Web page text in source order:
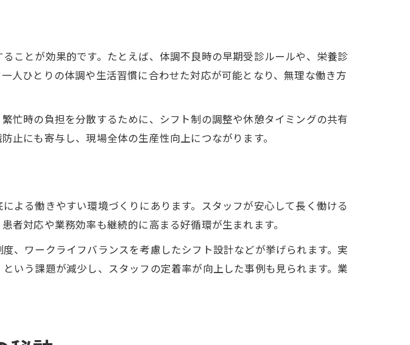
成功した薬局とは
改善へ取り組む職場風土
務改善を達成する流れ
ことが効果的です。たとえば、体調不良時の早期受診ルールや、栄養診
人ひとりの体調や生活習慣に合わせた対応が可能となり、無理な働き方
忙時の負担を分散するために、シフト制の調整や休憩タイミングの共有
止にも寄与し、現場全体の生産性向上につながります。
よる働きやすい環境づくりにあります。スタッフが安心して長く働ける
対応や業務効率も継続的に高まる好循環が生まれます。
、ワークライフバランスを考慮したシフト設計などが挙げられます。実
いう課題が減少し、スタッフの定着率が向上した事例も見られます。業